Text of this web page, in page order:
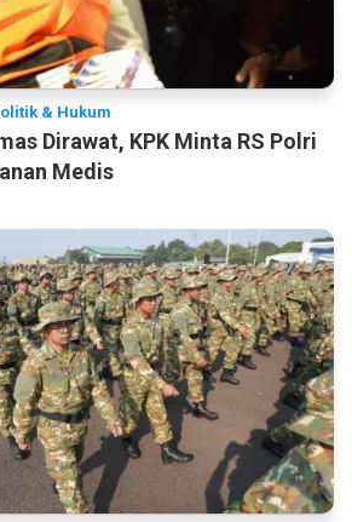
& Hukum
Dirawat, KPK Minta RS Polri
Medis